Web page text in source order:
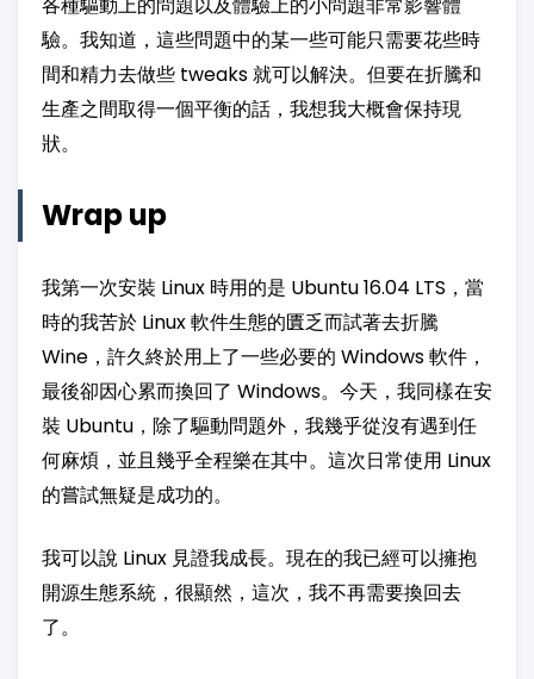
驗。我知道，這些問題中的某一些可能只需要花些時
間和精力去做些 tweaks 就可以解決。但要在折騰和
生產之間取得一個平衡的話，我想我大概會保持現
狀。
Wrap up
我第一次安裝 Linux 時用的是 Ubuntu 16.04 LTS，當
時的我苦於 Linux 軟件生態的匱乏而試著去折騰
Wine，許久終於用上了一些必要的 Windows 軟件，
最後卻因心累而換回了 Windows。今天，我同樣在安
裝 Ubuntu，除了驅動問題外，我幾乎從沒有遇到任
何麻煩，並且幾乎全程樂在其中。這次日常使用 Linux
的嘗試無疑是成功的。
我可以說 Linux 見證我成長。現在的我已經可以擁抱
開源生態系統，很顯然，這次，我不再需要換回去
了。